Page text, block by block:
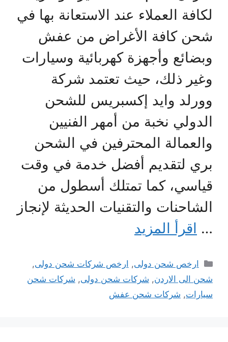
لكافة العملاء عند الاستعانة بها في
شحن كافة الأغراض من عفش
وبضائع وأجهزة كهربائية وسيارات
وغير ذلك، حيث تعتمد شركة
وورلد وايد إكسبريس للشحن
الدولي نخبة من أمهر الفنيين
والعمالة المحترفين في الشحن
بري لتقديم أفضل خدمة في وقت
قياسي، كما تمتلك أسطول من
الشاحنات والتقنيات الحديثة لإنجاز
… اقرأ المزيد
التصنيفات
ارخص شحن دولى, ارخص شركات شحن دولى,
شحن الى الاردن, شركات شحن دولى, شركات شحن
سيارات, شركات شحن عفش